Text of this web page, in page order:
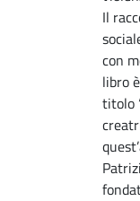
Il
con
libro
titolo